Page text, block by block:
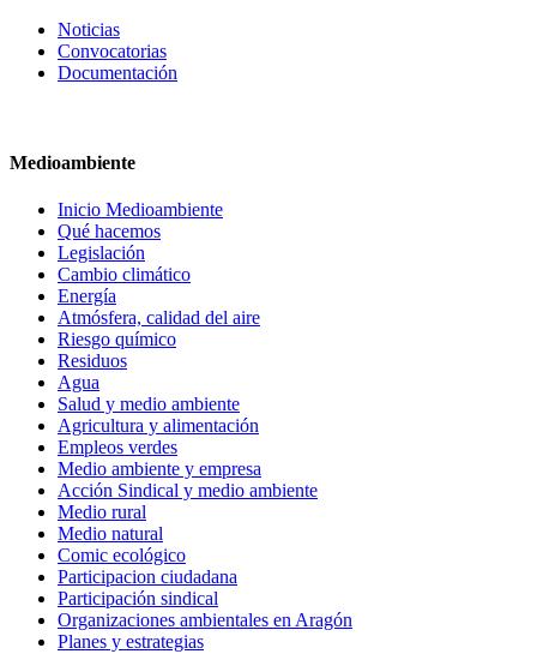
Noticias
Convocatorias
Documentación
Medioambiente
Inicio Medioambiente
Qué hacemos
Legislación
Cambio climático
Energía
Atmósfera, calidad del aire
Riesgo químico
Residuos
Agua
Salud y medio ambiente
Agricultura y alimentación
Empleos verdes
Medio ambiente y empresa
Acción Sindical y medio ambiente
Medio rural
Medio natural
Comic ecológico
Participacion ciudadana
Participación sindical
Organizaciones ambientales en Aragón
Planes y estrategias